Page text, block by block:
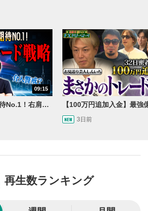
マウスを乗せると表示されます。
一時停止します。
秒送り
戻し/早送りします。
います。再生したい位置をクリック
ら動画が再生されます。
すると音量が調整できます。
09:15
【8/4】年内利上げ期待No.1！右肩上がりNZドル/円のトレード戦略【世界情勢からみるFXトレンド通貨ペア】
3日前
再生数ランキング